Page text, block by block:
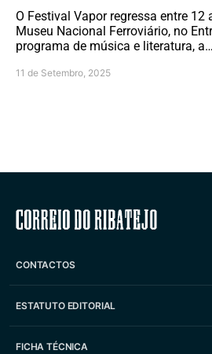
O Festival Vapor regressa entre 12
Museu Nacional Ferroviário, no
programa de música e literatura, a…
11 de Setembro, 2025
Correio do
CONTACTOS
ESTATUTO EDITORIAL
FICHA TÉCNICA